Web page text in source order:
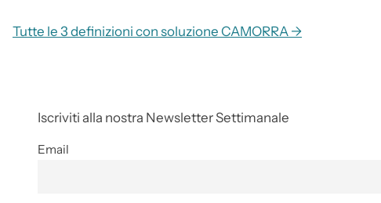
Tutte le 3 definizioni con soluzione CAMORRA →
Iscriviti alla nostra Newsletter Settimanale
Email